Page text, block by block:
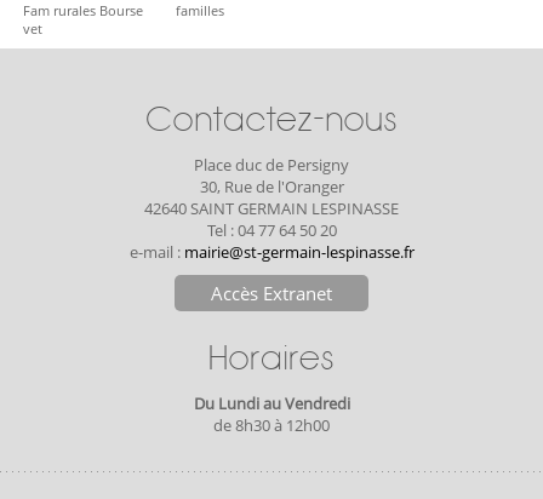
Fam rurales Bourse
vet
familles
Contactez-nous
Place duc de Persigny
30, Rue de l'Oranger
42640 SAINT GERMAIN LESPINASSE
Tel : 04 77 64 50 20
e-mail : mairie@st-germain-lespinasse.fr
Accès Extranet
Horaires
Du Lundi au Vendredi
de 8h30 à 12h00